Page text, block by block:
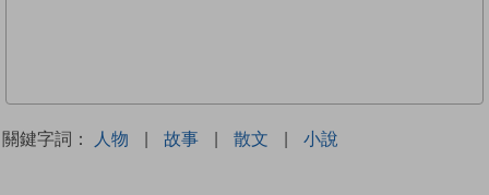
關鍵字詞： 人物 | 故事 | 散文 | 小說